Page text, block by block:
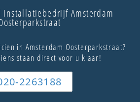
Amsterdam
in Amsterdam Oosterparkstraat?
staan direct voor u klaar!
2263188